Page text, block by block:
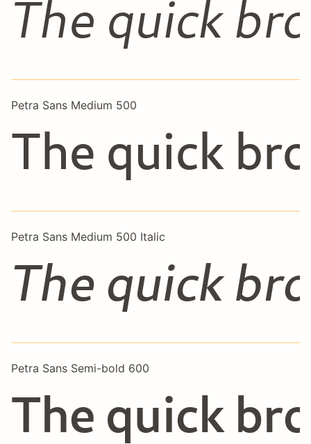
The quick
Petra Sans Medium 500
The quick
Petra Sans Medium 500 Italic
The quick
Petra Sans Semi-bold 600
The quick